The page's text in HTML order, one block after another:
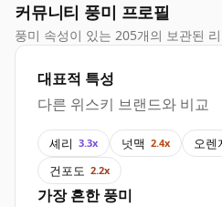
커뮤니티 풍미 프로필
풍미 속성이 있는 205개의 보관된
대표적 특성
다른 위스키 브랜드와 비교
셰리 3.3x 넛맥 2.4x 오렌
건포도 2.2x
가장 흔한 풍미